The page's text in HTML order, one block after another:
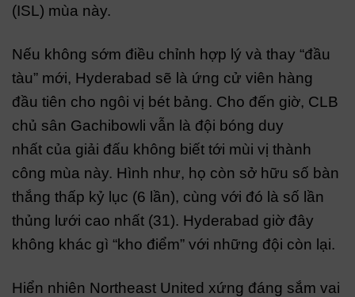
(ISL) mùa này.
Nếu không sớm điều chỉnh hợp lý và thay “đầu
tàu” mới, Hyderabad sẽ là ứng cử viên hàng
đầu tiên cho ngôi vị bét bảng. Cho đến giờ, CLB
chủ sân Gachibowli vẫn là đội bóng duy
nhất của giải đấu không biết tới mùi vị thành
công mùa này. Hình như, họ còn sở hữu số bàn
thắng thấp kỷ lục (6 lần), cùng với đó là số lần
thủng lưới cao nhất (31). Hyderabad giờ đây
không khác gì “kho điểm” với những đội còn lại.
Hiển nhiên Northeast United xứng đáng sắm vai